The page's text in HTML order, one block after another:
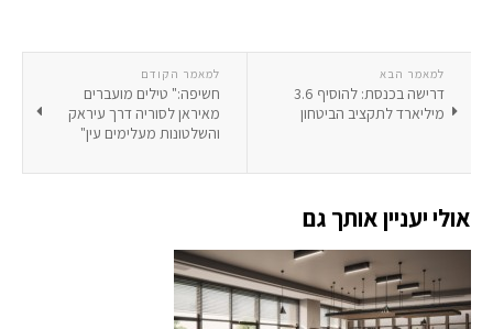
למאמר הקודם
חשיפה:" טילים מועברים
מאיראן לסוריה דרך עיראק
והשלטונות מעלימים עין"
למאמר הבא
דרישה בכנסת: להוסיף 3.6
מיליארד לתקציב הביטחון
אולי יעניין אותך גם